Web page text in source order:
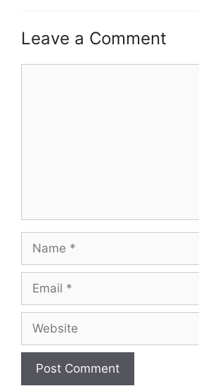
Leave a Comment
Name
Email
Website